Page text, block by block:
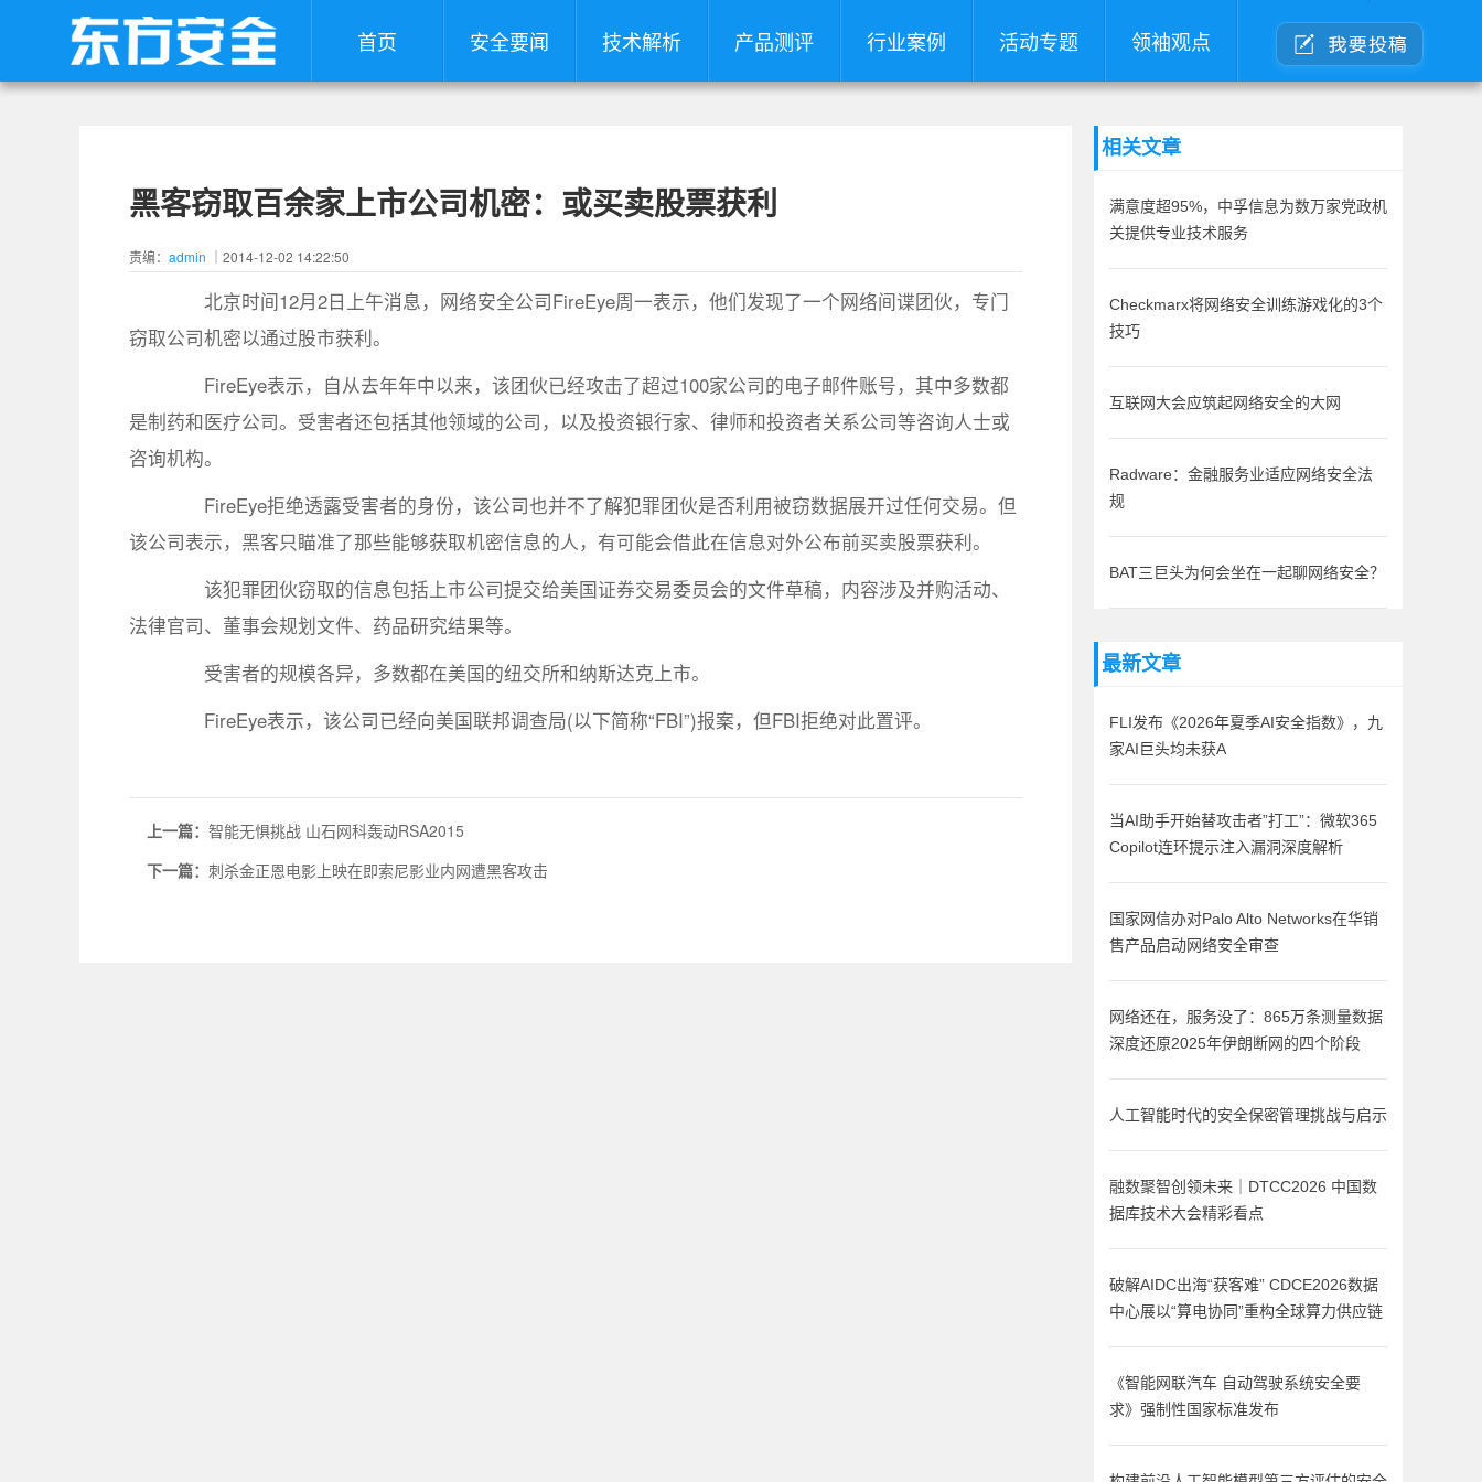
首页 安全要闻 技术解析 产品测评 行业案例 活动专题 领袖观点
黑客窃取百余家上市公司机密：或买卖股票获利
责编： admin ｜2014-12-02 14:22:50
北京时间12月2日上午消息，网络安全公司FireEye周一表示，他们发现了一个网络间谍团伙，专门
窃取公司机密以通过股市获利。
FireEye表示，自从去年年中以来，该团伙已经攻击了超过100家公司的电子邮件账号，其中多数都
是制药和医疗公司。受害者还包括其他领域的公司，以及投资银行家、律师和投资者关系公司等咨询人士或
咨询机构。
FireEye拒绝透露受害者的身份，该公司也并不了解犯罪团伙是否利用被窃数据展开过任何交易。但
该公司表示，黑客只瞄准了那些能够获取机密信息的人，有可能会借此在信息对外公布前买卖股票获利。
该犯罪团伙窃取的信息包括上市公司提交给美国证券交易委员会的文件草稿，内容涉及并购活动、
法律官司、董事会规划文件、药品研究结果等。
受害者的规模各异，多数都在美国的纽交所和纳斯达克上市。
FireEye表示，该公司已经向美国联邦调查局(以下简称“FBI”)报案，但FBI拒绝对此置评。
上一篇：智能无惧挑战 山石网科轰动RSA2015
下一篇：刺杀金正恩电影上映在即索尼影业内网遭黑客攻击
相关文章
满意度超95%，中孚信息为数万家党政机
关提供专业技术服务
Checkmarx将网络安全训练游戏化的3个
技巧
互联网大会应筑起网络安全的大网
Radware：金融服务业适应网络安全法
规
BAT三巨头为何会坐在一起聊网络安全？
最新文章
FLI发布《2026年夏季AI安全指数》，九
家AI巨头均未获A
当AI助手开始替攻击者”打工”：微软365
Copilot连环提示注入漏洞深度解析
国家网信办对Palo Alto Networks在华销
售产品启动网络安全审查
网络还在，服务没了：865万条测量数据
深度还原2025年伊朗断网的四个阶段
人工智能时代的安全保密管理挑战与启示
融数聚智创领未来｜DTCC2026 中国数
据库技术大会精彩看点
破解AIDC出海“获客难” CDCE2026数据
中心展以“算电协同”重构全球算力供应链
《智能网联汽车 自动驾驶系统安全要
求》强制性国家标准发布